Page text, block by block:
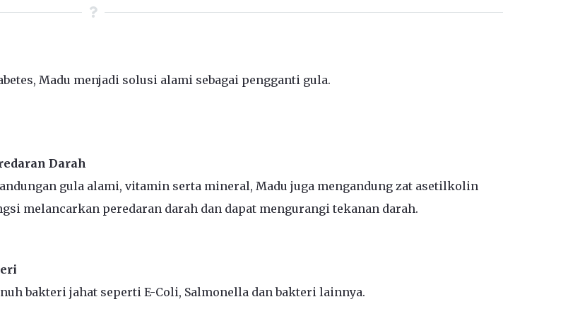
Madu menjadi solusi alami sebagai pengganti gula.
Darah
gula alami, vitamin serta mineral, Madu juga mengandung zat asetilkolin
melancarkan peredaran darah dan dapat mengurangi tekanan darah.
bakteri jahat seperti E-Coli, Salmonella dan bakteri lainnya.